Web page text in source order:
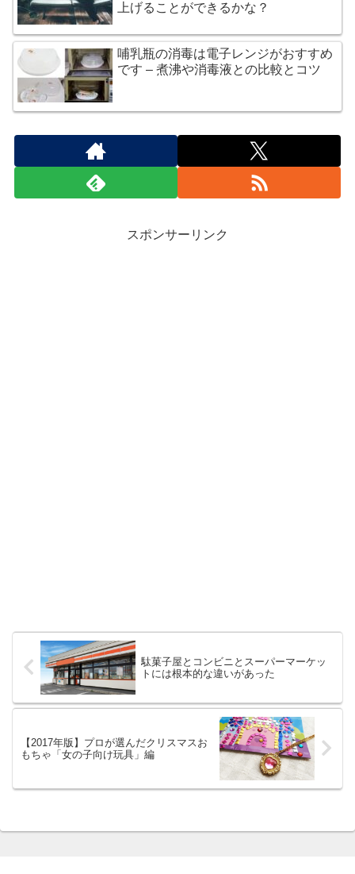
上げることができるかな？
哺乳瓶の消毒は電子レンジがおすすめ
です – 煮沸や消毒液との比較とコツ
スポンサーリンク
駄菓子屋とコンビニとスーパーマーケッ
トには根本的な違いがあった
【2017年版】プロが選んだクリスマスお
もちゃ「女の子向け玩具」編